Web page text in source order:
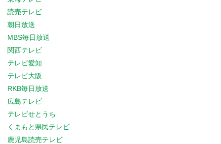
読売テレビ
朝日放送
MBS毎日放送
関西テレビ
テレビ愛知
テレビ大阪
RKB毎日放送
広島テレビ
テレビせとうち
くまもと県民テレビ
鹿児島読売テレビ